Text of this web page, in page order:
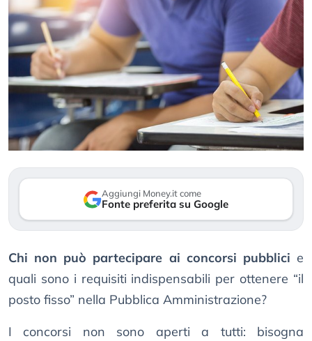
Aggiungi Money.it come
Fonte preferita su Google
Chi non può partecipare ai concorsi pubblici e
quali sono i requisiti indispensabili per ottenere “il
posto fisso” nella Pubblica Amministrazione?
I concorsi non sono aperti a tutti: bisogna